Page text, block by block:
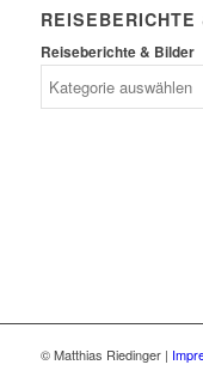
REISEBERICHTE
Reiseberichte & Bilder
© Matthias Riedinger |